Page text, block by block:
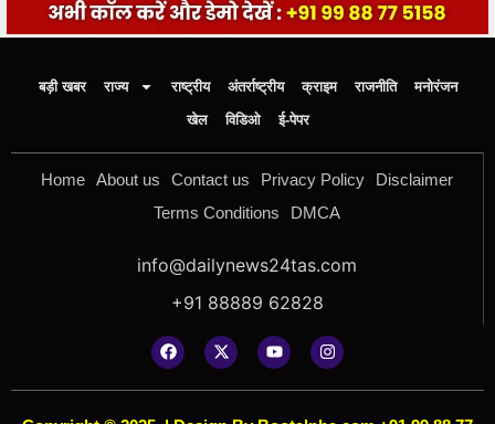
बड़ी खबर राज्य राष्ट्रीय अंतर्राष्ट्रीय क्राइम राजनीति
मनोरंजन
खेल
विडिओ ई-पेपर
Home About us Contact us Privacy Policy
Disclaimer
Terms Conditions
DMCA
info@dailynews24tas.com
+91 88889 62828